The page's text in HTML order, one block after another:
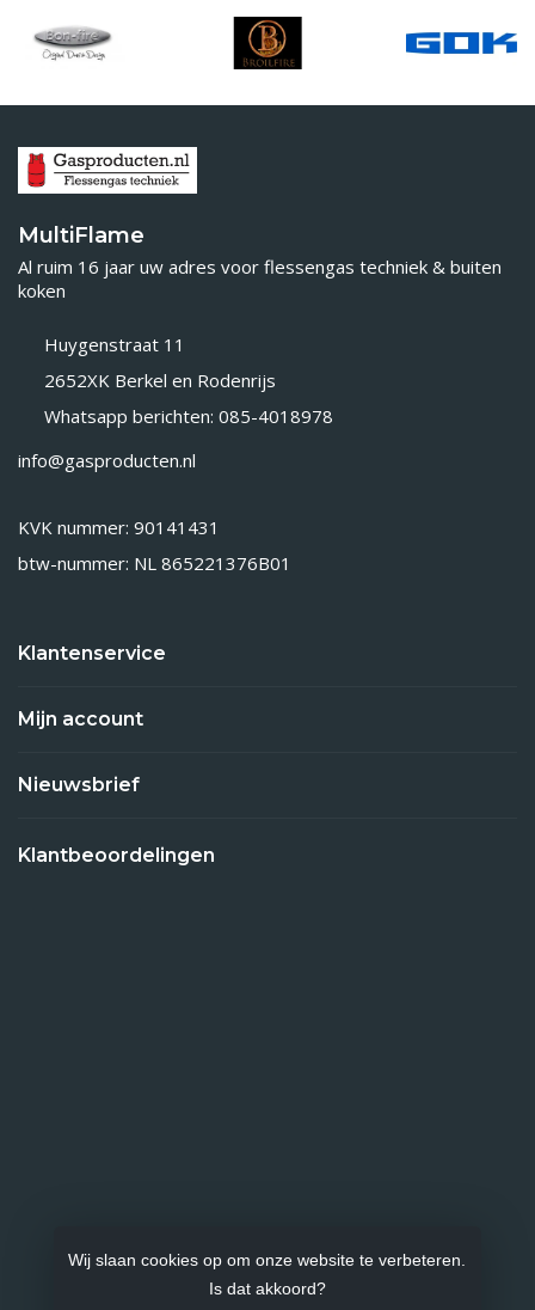
MultiFlame
Al ruim 16 jaar uw adres voor flessengas techniek & buiten
koken
Huygenstraat 11
2652XK Berkel en Rodenrijs
Whatsapp berichten: 085-4018978
info@gasproducten.nl
KVK nummer: 90141431
btw-nummer: NL 865221376B01
Klantenservice
Mijn account
Nieuwsbrief
Klantbeoordelingen
Wij slaan cookies op om onze website te verbeteren.
Is dat akkoord?